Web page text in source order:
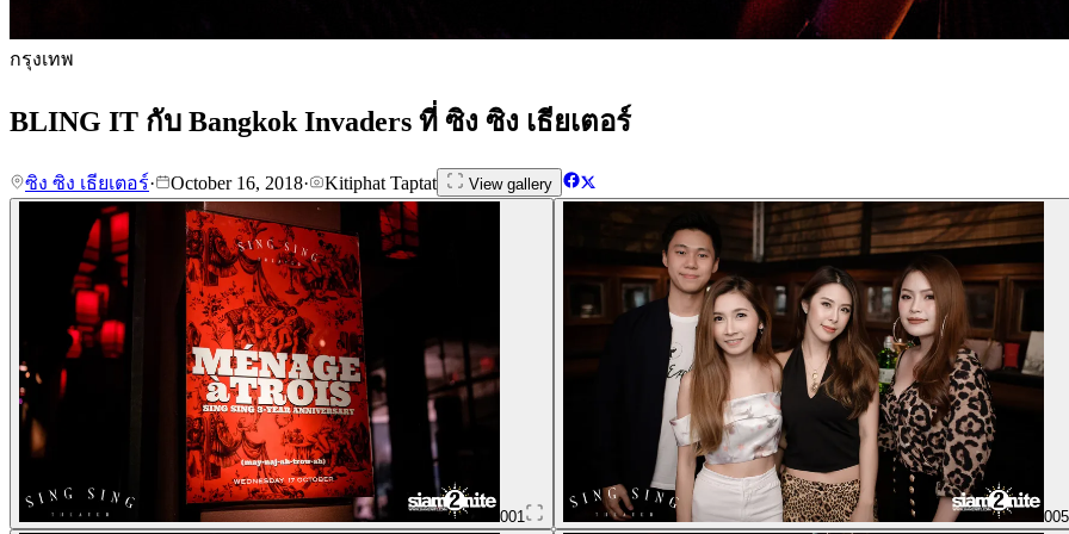
กรุงเทพ
BLING IT กับ Bangkok Invaders ที่ ซิง ซิง เธียเตอร์
ซิง ซิง เธียเตอร์· October 16, 2018· Kitiphat Taptat View gallery
001 005